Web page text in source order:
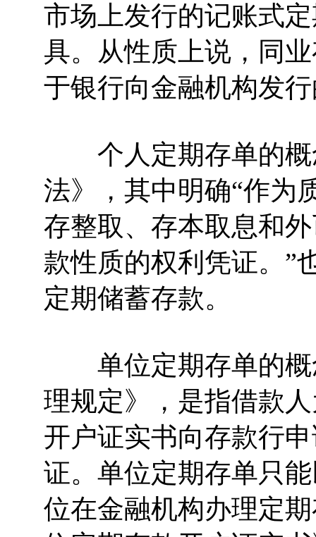
市场上发行的记账式
具。从性质上说，同
于银行向金融机构发
个人定期存单的概
法》，其中明确“作为
存整取、存本取息和
款性质的权利凭证。”
定期储蓄存款。
单位定期存单的概
理规定》，是指借款
开户证实书向存款行
证。单位定期存单只
位在金融机构办理定